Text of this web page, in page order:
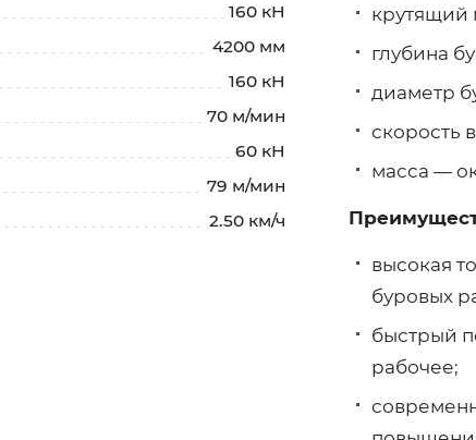
160 кН
4200 мм
160 кН
70 м/мин
60 кН
79 м/мин
2.50 км/ч
крутящий
глубина
диаметр
скорость
масса —
высокая
буровых
быстрый
рабочее;